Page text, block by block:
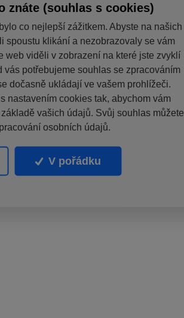
znáte (souhlas s cookies)
co nejlepší zážitkem. Abyste na našich
spoustu klikání a nezobrazovaly se vám
web viděli v zobrazení na které jste zvyklí
potřebujeme souhlas se zpracováním
dočasně ukládají ve vašem prohlížeči.
nastavením cookies tak, abychom vám
vašich údajů. Svůj souhlas můžete
osobních údajů.
V pořádku